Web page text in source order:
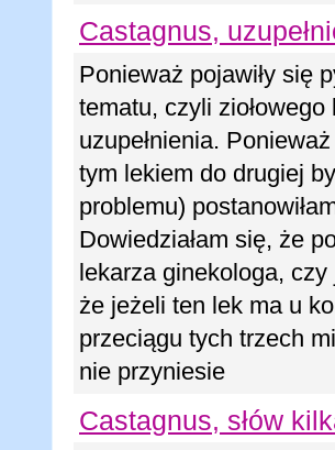
Castagnus,
Ponieważ pojawiły się
tematu, czyli
uzupełnienia.
tym lekiem do drugiej
problemu)
Dowiedziałam się, że
lekarza ginekologa,
że jeżeli ten lek ma u
przeciągu tych trzech
nie przyniesie
Castagnus, słów